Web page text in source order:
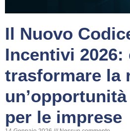
Il Nuovo
Incentivi 2026:
trasformare la
per le imprese